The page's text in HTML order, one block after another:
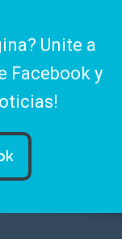
Unite a
Facebook y